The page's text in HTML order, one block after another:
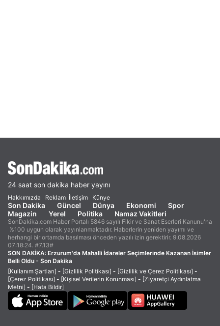
24 saat son dakika haber yayını
Hakkımızda Reklam İletişim Künye
Son Dakika Güncel Dünya Ekonomi
Spor
Magazin
Yerel Politika Namaz Vakitleri
SonDakika.com Haber Portalı 5846 sayılı Fikir ve Sanat Eserleri Kanunu'na
%100 uygun olarak yayınlanmaktadır. Haberlerin yeniden yayımı ve
herhangi bir ortamda basılması önceden yazılı izin gerektirir. 9.08.2026
07:18:24. #7.13#
SON DAKİKA: Erzurum'da Mahalli İdareler Seçimlerinde Kazanan İsimler
Belli Oldu - Son Dakika
[Kullanım Şartları] - [Gizlilik Politikası] - [Gizlilik ve Çerez Politikası] -
[Çerez Politikası] - [Kişisel Verilerin Korunması] - [Ziyaretçi Aydınlatma
Metni] - [Hata Bildir]